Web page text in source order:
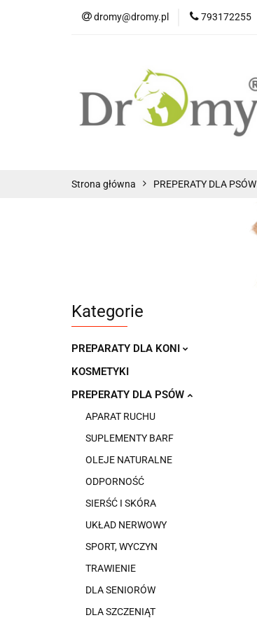
dromy@dromy.pl 793172255
Strona główna PREPERATY DLA PSÓW
Kategorie
PREPARATY DLA KONI
KOSMETYKI
PREPERATY DLA PSÓW
APARAT RUCHU
SUPLEMENTY BARF
OLEJE NATURALNE
ODPORNOŚĆ
SIERŚĆ I SKÓRA
UKŁAD NERWOWY
SPORT, WYCZYN
TRAWIENIE
DLA SENIORÓW
DLA SZCZENIĄT